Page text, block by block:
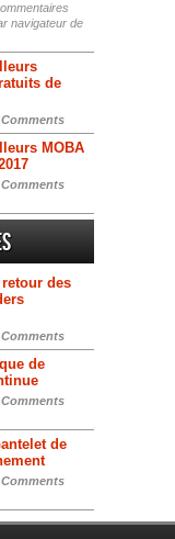
navigateur de
de
Comments
MOBA
Comments
des
Comments
de
Comments
de
Comments